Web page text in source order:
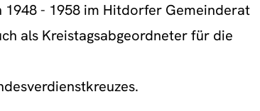
- 1958 im Hitdorfer Gemeinderat
als Kreistagsabgeordneter für die